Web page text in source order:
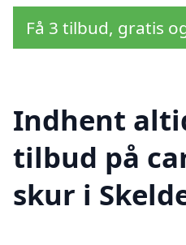
Få 3 tilbud, gratis
Indhent
tilbud på
skur i